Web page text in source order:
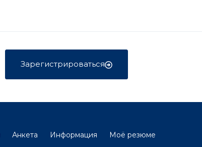
Зарегистрироваться
Анкета Информация
Моё резюме